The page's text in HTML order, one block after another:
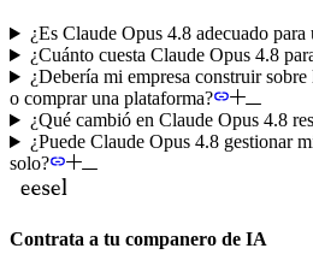
¿Es Claude Opus 4.8 adecuado para
¿Cuánto cuesta Claude Opus 4.8
¿Debería mi empresa construir
o comprar una plataforma?
¿Qué cambió en Claude Opus 4.8
¿Puede Claude Opus 4.8 gestionar
solo?
Contrata a tu companero de IA